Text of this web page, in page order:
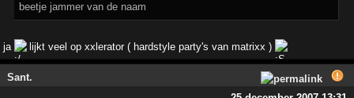
beetje jammer van de naam
ja lijkt veel op xxlerator ( hardstyle party's van matrixx )
Sant.